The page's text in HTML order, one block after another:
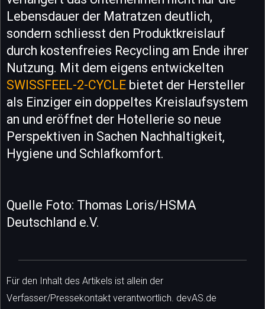
Lebensdauer der Matratzen deutlich,
sondern schliesst den Produktkreislauf
durch kostenfreies Recycling am Ende ihrer
Nutzung. Mit dem eigens entwickelten
SWISSFEEL-2-CYCLE bietet der Hersteller
als Einziger ein doppeltes Kreislaufsystem
an und eröffnet der Hotellerie so neue
Perspektiven in Sachen Nachhaltigkeit,
Hygiene und Schlafkomfort.
Quelle Foto: Thomas Loris/HSMA
Deutschland e.V.
Für den Inhalt des Artikels ist allein der
Verfasser/Pressekontakt verantwortlich. devAS.de